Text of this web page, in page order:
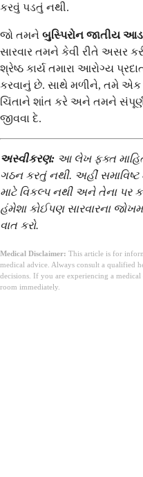
કરવું પડતું નથી.
જો તમને બુસ્પિરોન જાતીય
સારવાર તમને કેવી રીતે અસર
શ્રેષ્ઠ કાર્ય તમારા આરોગ્ય
કરવાનું છે. સાથે મળીને, તમે એક
ચિંતાને શાંત કરે અને તમને
જીવવા દે.
અસ્વીકરણ: આ લેખ ફક્ત
ગઠન કરતું નથી. અહીં સમાવિષ્ટ
માટે વિકલ્પ નથી અને તેના પર
હંમેશા કોઈપણ સારવારના
વાત કરો.
Medical Disclaimer: This article is for
medical advice. Always consult a qualified
decisions. If you are experiencing a
room immediately.